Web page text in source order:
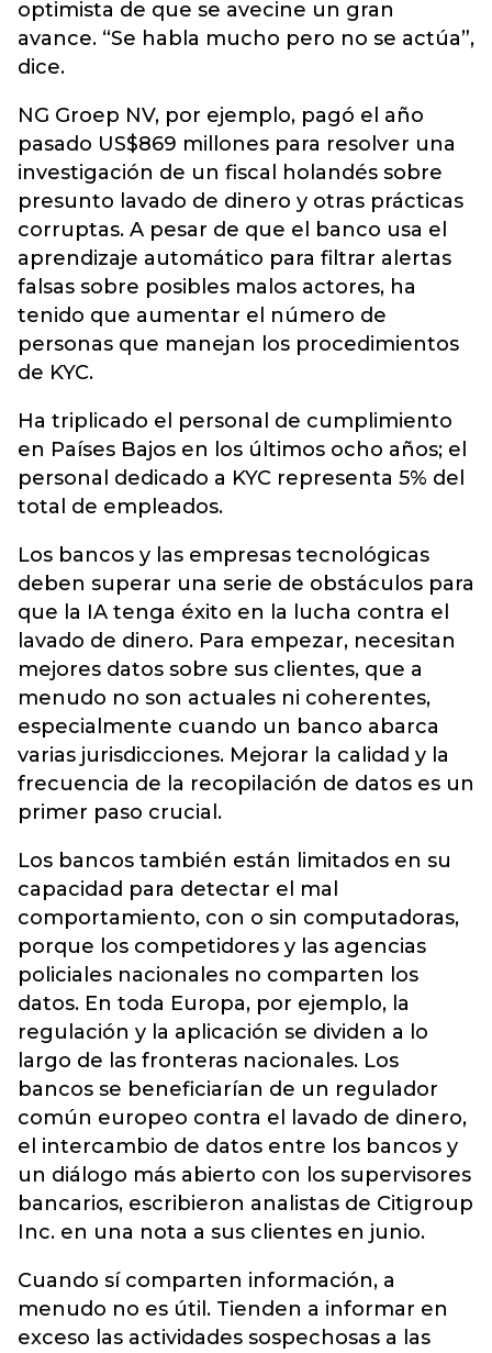
optimista de que se avecine un gran
avance. “Se habla mucho pero no se actúa”,
dice.
NG Groep NV, por ejemplo, pagó el año
pasado US$869 millones para resolver una
investigación de un fiscal holandés sobre
presunto lavado de dinero y otras prácticas
corruptas. A pesar de que el banco usa el
aprendizaje automático para filtrar alertas
falsas sobre posibles malos actores, ha
tenido que aumentar el número de
personas que manejan los procedimientos
de KYC.
Ha triplicado el personal de cumplimiento
en Países Bajos en los últimos ocho años; el
personal dedicado a KYC representa 5% del
total de empleados.
Los bancos y las empresas tecnológicas
deben superar una serie de obstáculos para
que la IA tenga éxito en la lucha contra el
lavado de dinero. Para empezar, necesitan
mejores datos sobre sus clientes, que a
menudo no son actuales ni coherentes,
especialmente cuando un banco abarca
varias jurisdicciones. Mejorar la calidad y la
frecuencia de la recopilación de datos es un
primer paso crucial.
Los bancos también están limitados en su
capacidad para detectar el mal
comportamiento, con o sin computadoras,
porque los competidores y las agencias
policiales nacionales no comparten los
datos. En toda Europa, por ejemplo, la
regulación y la aplicación se dividen a lo
largo de las fronteras nacionales. Los
bancos se beneficiarían de un regulador
común europeo contra el lavado de dinero,
el intercambio de datos entre los bancos y
un diálogo más abierto con los supervisores
bancarios, escribieron analistas de Citigroup
Inc. en una nota a sus clientes en junio.
Cuando sí comparten información, a
menudo no es útil. Tienden a informar en
exceso las actividades sospechosas a las